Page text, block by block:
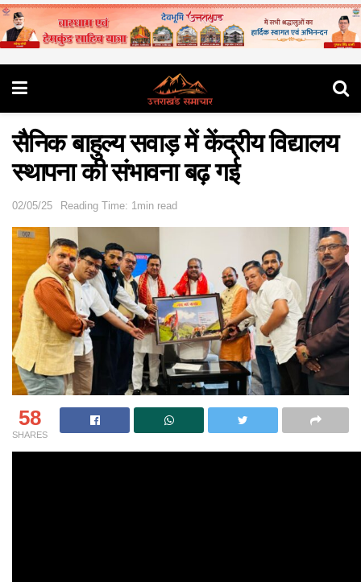
सैनिक बाहुल्य सवाड़ में केंद्रीय विद्यालय
स्थापना की संभावना बढ़ गई
02/05/25 Reading Time: 1min read
58
SHARES